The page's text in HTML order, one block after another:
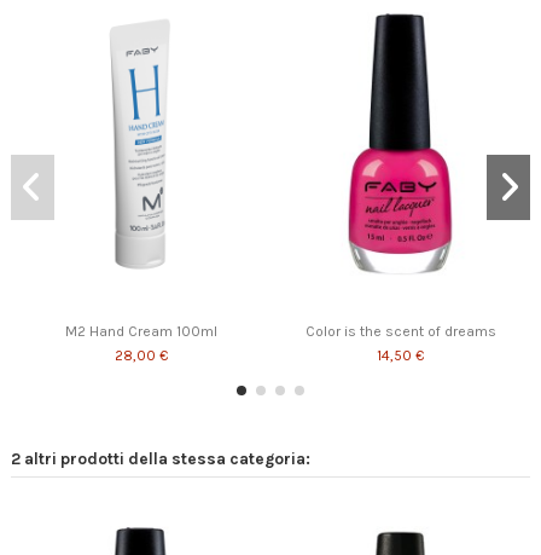
The world is your oyster!
14,50 €
You' re on Pandora
14,50 €
That's Jazz
14,50 €
M2 Hand Cream 100ml
28,00 €
Color is the scent of dreams
14,50 €
2 altri prodotti della stessa categoria: